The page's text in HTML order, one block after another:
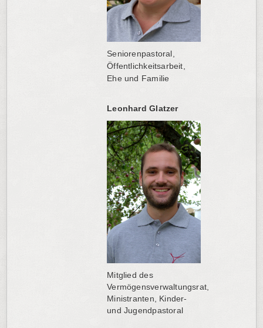
Seniorenpastoral,
Öffentlichkeitsarbeit,
Ehe und Familie
Leonhard Glatzer
Mitglied des
Vermögensverwaltungsrat,
Ministranten, Kinder-
und Jugendpastoral